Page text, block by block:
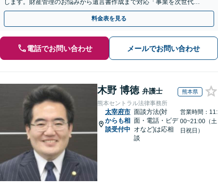
します。財産管理のお悩みから遺言書作成まで対応「事業を次世代に
引き継ぐ安心の事業承継をサポート」【完全個室相談】
料金表を見る
電話でお問い合わせ メールでお問い合わせ
木野 博徳 弁護士 熊本県
熊本セントラル法律事務所
太宰府市
からも相
談受付中
面談方法(対
面・電話・ビデ
オなど)は応相
談
営業時間：11:
00~21:00（土
日祝日）